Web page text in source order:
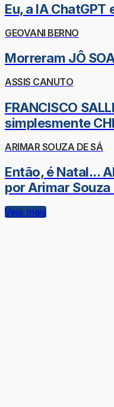
Eu, a IA
GEOVANI BERNO
Morreram JÔ
ASSIS CANUTO
FRANCISCO
simplesmente
ARIMAR SOUZA DE SÁ
Então, é Natal...
por Arimar Souza
Veja mais